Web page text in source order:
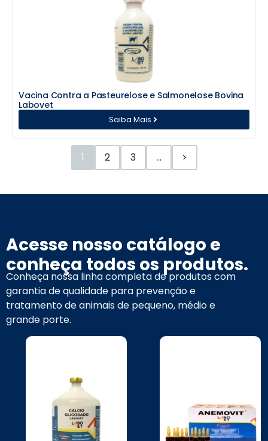
Saiba Mais
Vacina Contra a Pasteurelose e Salmonelose Bovina
Labovet
1 2 3 … >
Acesse nosso catálogo e
conheça todos os produtos.
Conheça nossa linha completa de produtos com
garantia de qualidade para prevenção e
tratamento de animais de pequeno, médio e
grande porte.